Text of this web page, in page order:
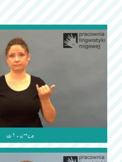
